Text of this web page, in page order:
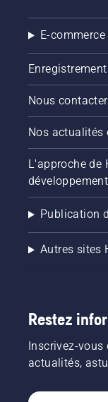
E-commerce
Nous contacter
Nos actualités
L'approche de
Publication
Autres sites
Restez
Inscrivez-
actualités,